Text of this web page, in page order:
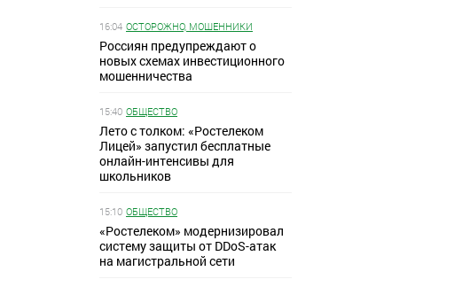
16:04 ОСТОРОЖНО, МОШЕННИКИ
Россиян предупреждают о
новых схемах инвестиционного
мошенничества
15:40 ОБЩЕСТВО
Лето с толком: «Ростелеком
Лицей» запустил бесплатные
онлайн-интенсивы для
школьников
15:10 ОБЩЕСТВО
«Ростелеком» модернизировал
систему защиты от DDoS-атак
на магистральной сети